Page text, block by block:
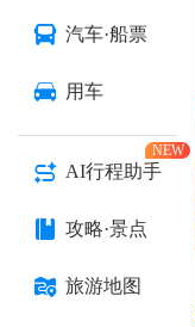
汽车·船票
用车
AI行程助手
NEW
攻略·景点
旅游地图